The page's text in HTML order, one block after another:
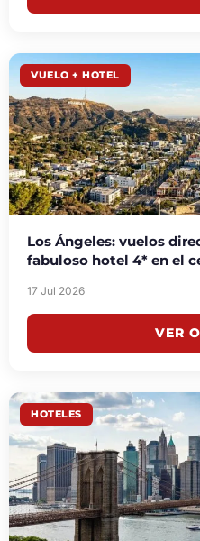
VUELO + HOTEL
Los Ángeles: vuelos
fabuloso hotel 4* en el
17 Jul 2026
VER
HOTELES